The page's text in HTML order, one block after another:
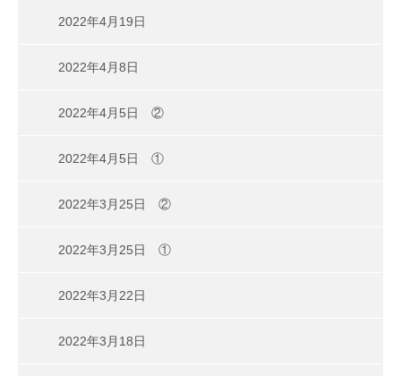
2022年4月19日
2022年4月8日
2022年4月5日 ②
2022年4月5日 ①
2022年3月25日 ②
2022年3月25日 ①
2022年3月22日
2022年3月18日